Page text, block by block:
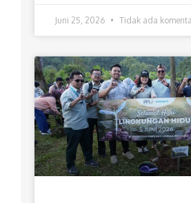
Juni 25, 2026 Tidak ada